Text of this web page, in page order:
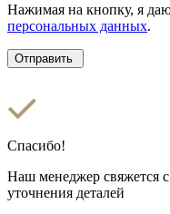
Нажимая на кнопку, я
персональных данных.
Спасибо!
Наш менеджер свяжется
уточнения деталей